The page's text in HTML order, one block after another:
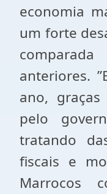
economia
um forte
anteriores.
ano,
pelo
tratando
fiscais e
Marrocos